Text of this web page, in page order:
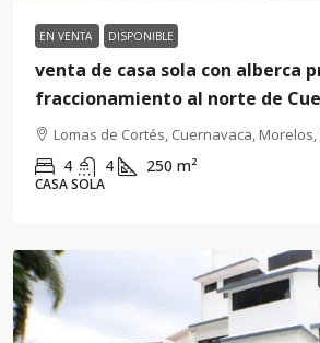
EN VENTA DISPONIBLE
venta de casa sola con alberca
fraccionamiento al norte de
Lomas de Cortés, Cuernavaca, Morelos,
4 4 250 m²
CASA SOLA